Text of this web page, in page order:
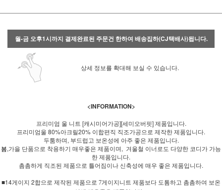
월-금 오후1시까지 결제완료된 주문건 한하여 배송집하(CJ택배사)됩니다.
상세 정보를 확대해 보실 수 있습니다.
<INFORMATION>
프리미엄 울 니트 [캐시미어가공][세미오버핏] 제품입니다.
프리미엄울 80%아크릴20% 이합편직 직조가공으로 제작한 제품입니다.
두툼하며, 부드럽고 보온성에 아주 좋은 제품입니다.
봄,가을 단품으로 착용하기 매우좋은 제품이며, 겨울철 이너로도 다양한 코디가 가능
한 제품입니다.
촘촘하게 직조된 제품으로 틀어짐이나 신축성에 매우 좋은 제품입니다.
■14게이지 2합으로 제작된 제품으로 7게이지니트 제품보다 도톰하고 촘촘하여 보온